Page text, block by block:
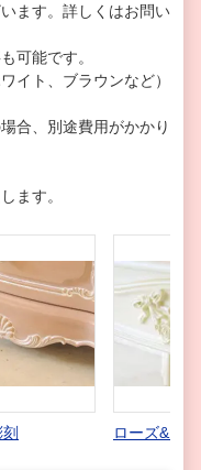
ます。詳しくはお問い
可能です。
イト、ブラウンなど）
合、別途費用がかかり
ます。
ローズ&リ